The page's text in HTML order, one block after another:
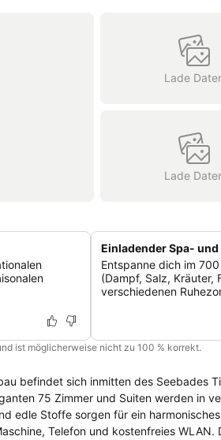
Lade
Lade
Einladender Spa-
Entspanne dich im
(Dampf, Salz, Kräuter,
verschiedenen
ist möglicherweise nicht zu 100 % korrekt.
befindet sich inmitten des Seebades
edle Stoffe sorgen für ein
WLAN. Das Romantik Hotel Fuchsbau verfügt über einen